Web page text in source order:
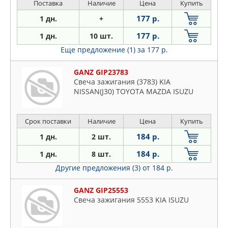
Поставка Наличие Цена Купить
1 дн. + 177 р.
1 дн. 10 шт. 177 р.
Еще предложение (1) за 177 р.
GANZ GIP23783
Свеча зажигания (3783) KIA
NISSAN(J30) TOYOTA MAZDA ISUZU
Срок поставки Наличие Цена Купить
1 дн. 2 шт. 184 р.
1 дн. 8 шт. 184 р.
Другие предложения (3) от 184 р.
GANZ GIP25553
Свеча зажигания 5553 KIA ISUZU